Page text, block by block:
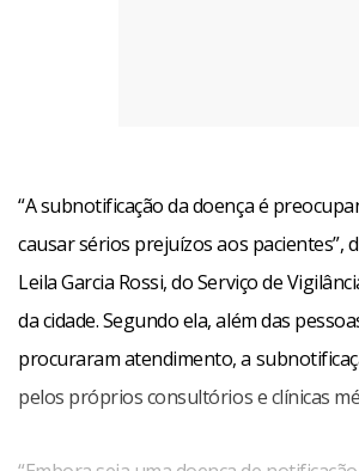
Facebook
WhatsApp
LinkedIn
Twitter
X
“A subnotificação da doença é
causar sérios prejuízos aos pacientes”,
Leila Garcia Rossi, do Serviço de
da cidade. Segundo ela, além das
procuraram atendimento, a
pelos próprios consultórios e clínicas